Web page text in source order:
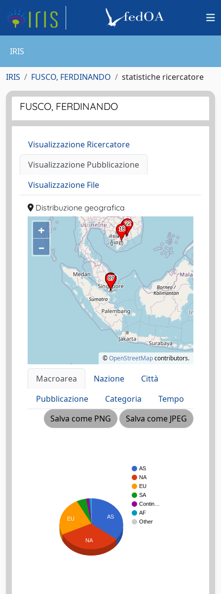
IRIS
IRIS FUSCO, FERDINANDO statistiche ricercatore
FUSCO, FERDINANDO
Visualizzazione Ricercatore
Visualizzazione Pubblicazione
Visualizzazione File
Distribuzione geografica
+
–
©OpenStreetMapcontributors.
Macroarea Nazione
Città
Pubblicazione
Categoria
Tempo
Salva come PNG
Salva come JPEG
AS
NA
EU
SA
Contin…
AF
Other
AS
EU
NA